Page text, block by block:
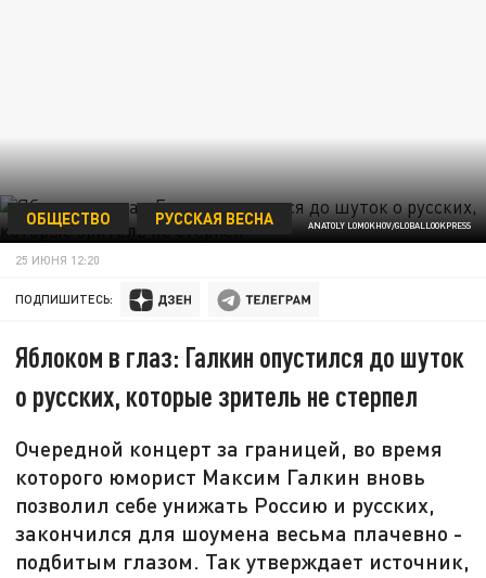
ANATOLY LOMOKHOV/GLOBALLOOKPRESS
ОБЩЕСТВО РУССКАЯ ВЕСНА
25 ИЮНЯ 12:20
ПОДПИШИТЕСЬ:
Яблоком в глаз: Галкин опустился до шуток
о русских, которые зритель не стерпел
Очередной концерт за границей, во время
которого юморист Максим Галкин вновь
позволил себе унижать Россию и русских,
закончился для шоумена весьма плачевно -
подбитым глазом. Так утверждает источник,